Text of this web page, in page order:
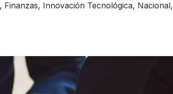
, Finanzas, Innovación Tecnológica, Nacional,